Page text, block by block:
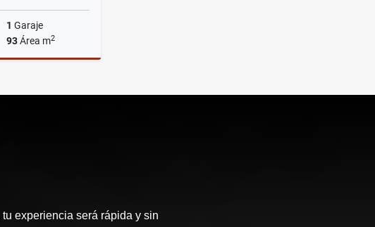
1 Garaje
93Área m2
experiencia será rápida y sin